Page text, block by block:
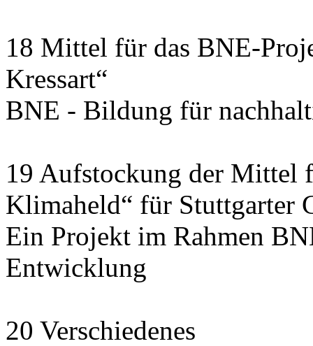
18 Mittel für das BNE-
Kressart“
BNE - Bildung für
19 Aufstockung der Mittel
Klimaheld“ für Stuttgarter
Ein Projekt im Rahmen
Entwicklung
20 Verschiedenes